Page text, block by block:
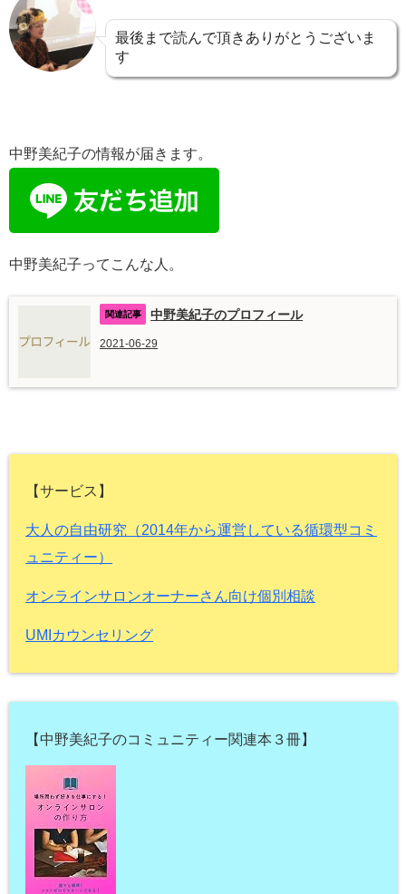
最後まで読んで頂きありがとうございま
す
中野美紀子の情報が届きます。
中野美紀子ってこんな人。
中野美紀子のプロフィール
2021-06-29
【サービス】
大人の自由研究（2014年から運営している循環型コミ
ュニティー）
オンラインサロンオーナーさん向け個別相談
UMIカウンセリング
【中野美紀子のコミュニティー関連本３冊】